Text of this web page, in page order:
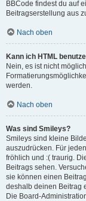
BBCode findest du auf
Beitragserstellung aus
Nach oben
Kann ich HTML
Nein, es ist nicht
werden.
Nach oben
Was sind Smileys?
Smileys sind kleine
auszudrücken. Für
fröhlich und :( traurig.
Beitrags sehen.
sie können einen
deshalb deinen Beitrag
Die Board-